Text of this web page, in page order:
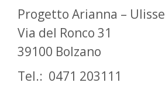
Progetto Arianna – Ulisse
Via del Ronco 31
39100 Bolzano
Tel.: 0471 203111